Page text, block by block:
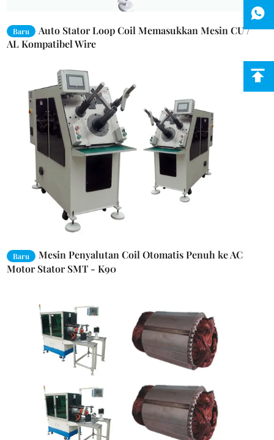
Baru
Auto Stator Loop Coil Memasukkan Mesin CU /
AL Kompatibel Wire
Baru
Mesin Penyalutan Coil Otomatis Penuh ke AC
Motor Stator SMT - K90